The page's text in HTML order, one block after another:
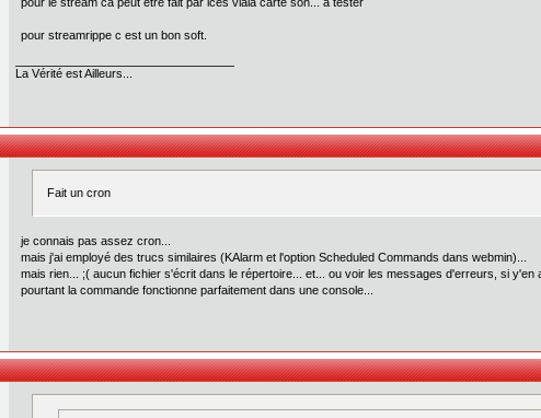
pour streamrippe c est un bon soft.
La Vérité est Ailleurs...
Fait un cron
je connais pas assez cron...
mais j'ai employé des trucs similaires (KAlarm et l'option Scheduled Commands dans webmin)...
mais rien... ;( aucun fichier s'écrit dans le répertoire... et... ou voir les messages d'erreurs, si y'en
pourtant la commande fonctionne parfaitement dans une console...